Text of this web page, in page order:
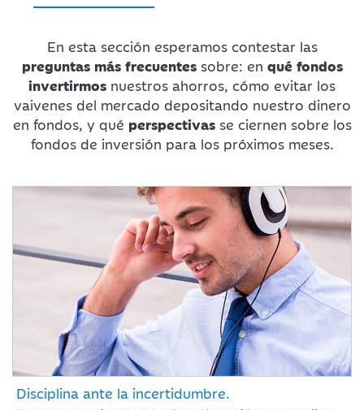
En esta sección esperamos contestar las
preguntas más frecuentessobre: en qué fondos
invertirmos nuestros ahorros, cómo evitar los
vaivenes del mercado depositando nuestro dinero
en fondos, y qué perspectivasse ciernen sobre los
fondos de inversión para los próximos meses.
Disciplina ante la incertidumbre.